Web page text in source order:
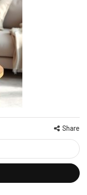
Share